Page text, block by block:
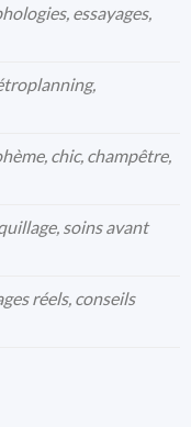
essayages,
chic, champêtre,
soins avant
réels, conseils